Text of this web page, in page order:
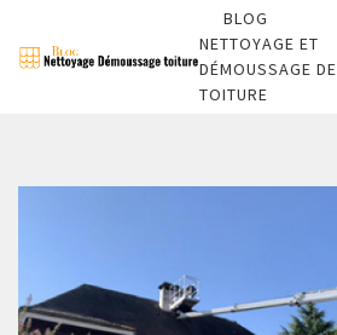
BLOG
NETTOYAGE ET
DÉMOUSSAGE DE
TOITURE